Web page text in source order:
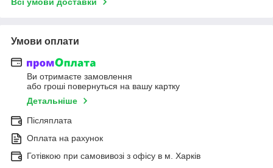
Умови оплати
Ви отримаєте замовлення
або гроші повернуться на вашу картку
Детальніше
Післяплата
Оплата на рахунок
Готівкою при самовивозі з офісу в м. Харків